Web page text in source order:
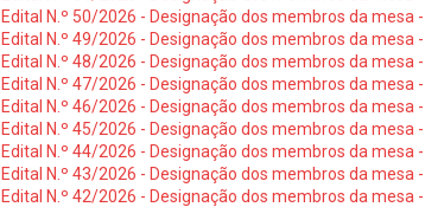
Edital N.º 50/2026 - Designação dos membros da mesa
Edital N.º 49/2026 - Designação dos membros da mesa
Edital N.º 48/2026 - Designação dos membros da mesa
Edital N.º 47/2026 - Designação dos membros da mesa
Edital N.º 46/2026 - Designação dos membros da mesa
Edital N.º 45/2026 - Designação dos membros da
Edital N.º 44/2026 - Designação dos membros da mesa
Edital N.º 43/2026 - Designação dos membros da mesa
Edital N.º 42/2026 - Designação dos membros da mesa